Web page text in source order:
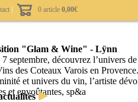
| 0 article 0,00€
"Glam & Wine" - Lÿnn
septembre, découvrez l’univers
des Coteaux Varois en
et univers du vin, l’artiste
et envoûtantes, sp&a